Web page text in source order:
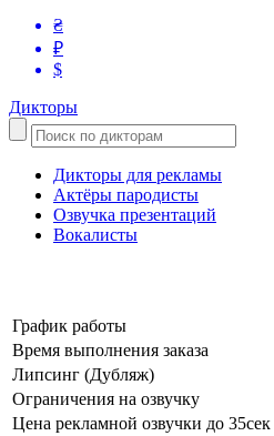
₴
₽
$
Дикторы
Дикторы для рекламы
Актёры пародисты
Озвучка презентаций
Вокалисты
График работы
Время выполнения заказа
Липсинг (Дубляж)
Ограничения на озвучку
Цена рекламной озвучки до 35сек